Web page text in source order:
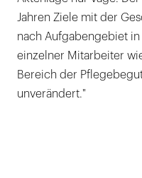
Jahren Ziele mit der
nach Aufgabengebiet
einzelner Mitarbeiter
Bereich der
unverändert."